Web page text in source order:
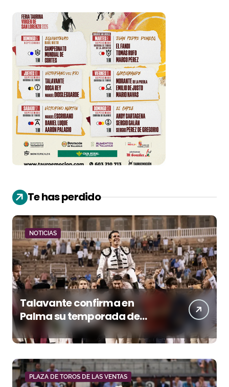
Te has perdido
NOTICIAS
Talavante confirma en
Palma su temporada de
figura y el palco niega el
premio a Roca Rey
PLAZA DE TOROS DE LAS VENTAS